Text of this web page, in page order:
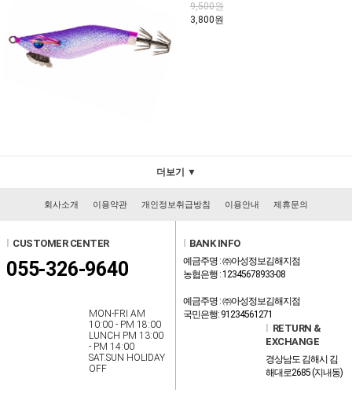
9,500원
3,800원
더보기 ▼
회사소개 이용약관 개인정보취급방침 이용안내 제휴문의
l CUSTOMER CENTER
055-326-9640
MON-FRI AM
10:00 - PM 18:00
LUNCH PM 13:00
- PM 14:00
SAT.SUN HOLIDAY
OFF
l BANK INFO
예금주명 : ㈜아성정보김해지점
농협은행 : 12345678933-08
예금주명 : ㈜아성정보김해지점
국민은행: 91234561271
l RETURN &
EXCHANGE
경상남도 김해시 김
해대로2685 (지내동)